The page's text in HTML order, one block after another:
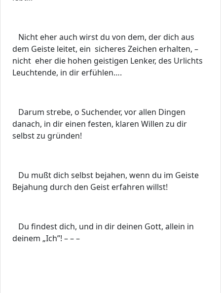
Nicht eher auch wirst du von dem, der dich aus
dem Geiste leitet, ein sicheres Zeichen erhalten, –
nicht eher die hohen geistigen Lenker, des Urlichts
Leuchtende, in dir erfühlen….
Darum strebe, o Suchender, vor allen Dingen
danach, in dir einen festen, klaren Willen zu dir
selbst zu gründen!
Du mußt dich selbst bejahen, wenn du im Geiste
Bejahung durch den Geist erfahren willst!
Du findest dich, und in dir deinen Gott, allein in
deinem „Ich”! – – –